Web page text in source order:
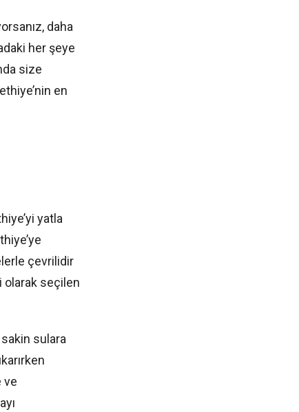
daha
her şeye
size
en
yatla
çevrilidir
olarak seçilen
sulara
ve